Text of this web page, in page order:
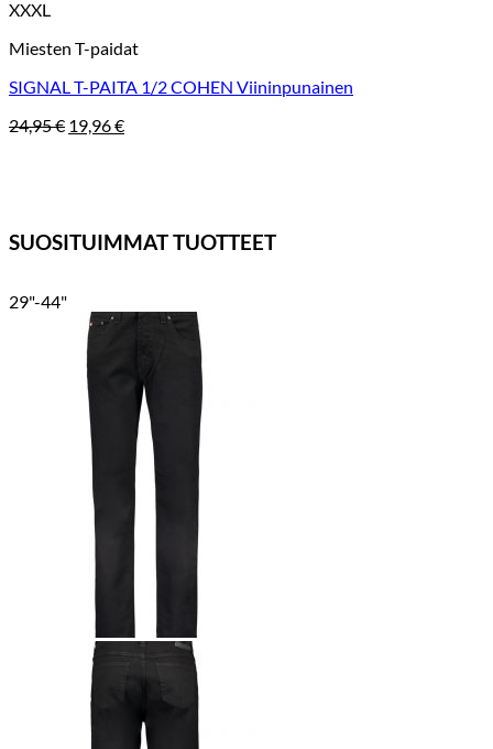
XXXL
Miesten T-paidat
SIGNAL T-PAITA 1/2 COHEN Viininpunainen
24,95€ Alkuperäinen
19,96€Nykyinen
SUOSITUIMMAT TUOTTEET
29"-44"